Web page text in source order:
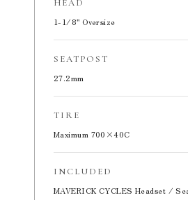
HEAD
1-1/8" Oversize
SEATPOST
27.2mm
TIRE
Maximum 700×40C
INCLUDED
MAVERICK CYCLES Headset /